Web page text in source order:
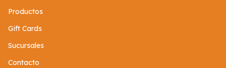
Productos
Gift Cards
Sucursales
Contacto